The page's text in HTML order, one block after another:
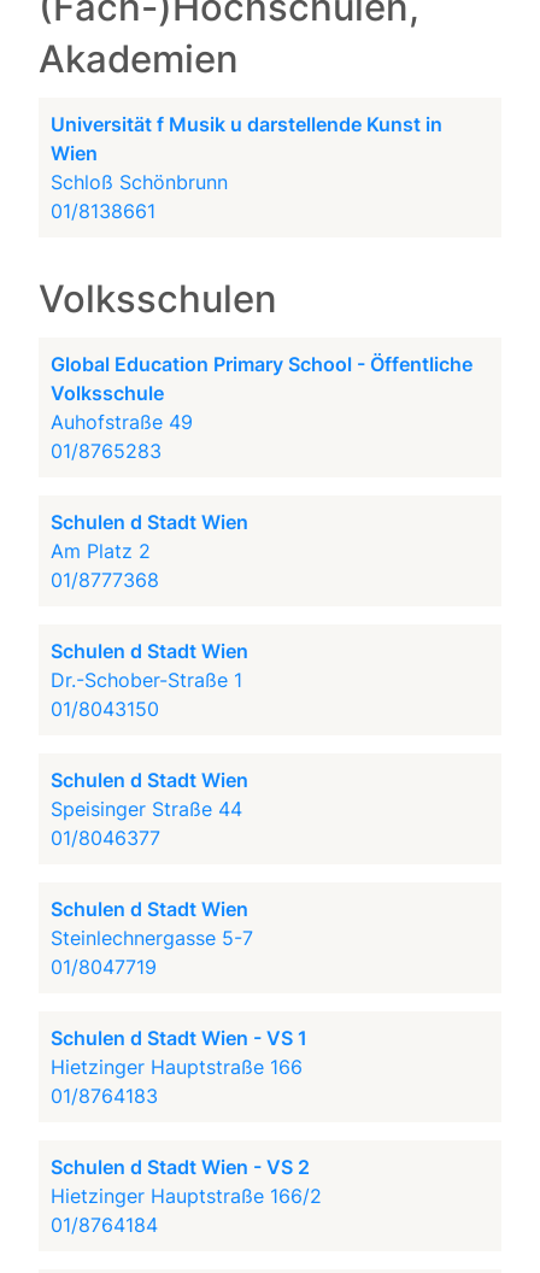
Akademien
Universität f Musik u darstellende Kunst in
Wien
Schloß Schönbrunn
01/8138661
Volksschulen
Global Education Primary School - Öffentliche
Volksschule
Auhofstraße 49
01/8765283
Schulen d Stadt Wien
Am Platz 2
01/8777368
Schulen d Stadt Wien
Dr.-Schober-Straße 1
01/8043150
Schulen d Stadt Wien
Speisinger Straße 44
01/8046377
Schulen d Stadt Wien
Steinlechnergasse 5-7
01/8047719
Schulen d Stadt Wien - VS 1
Hietzinger Hauptstraße 166
01/8764183
Schulen d Stadt Wien - VS 2
Hietzinger Hauptstraße 166/2
01/8764184